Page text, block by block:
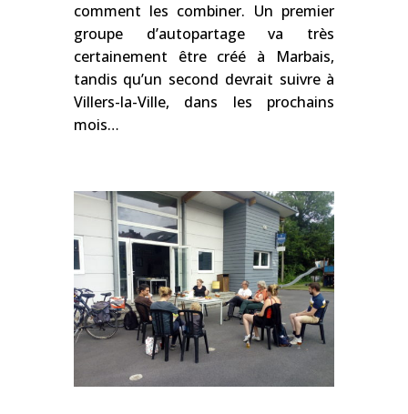
comment les combiner. Un premier
groupe d’autopartage va très
certainement être créé à Marbais,
tandis qu’un second devrait suivre à
Villers-la-Ville, dans les prochains
mois…